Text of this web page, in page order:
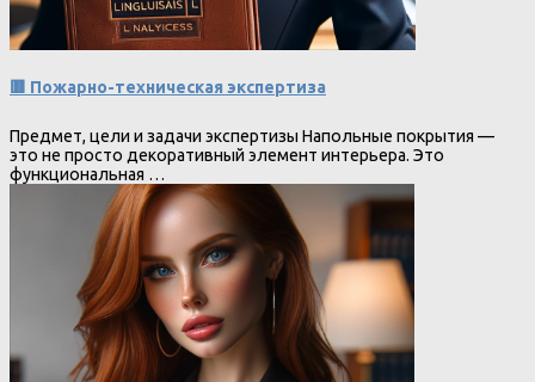
🟥 Пожарно-техническая экспертиза
Предмет, цели и задачи экспертизы Напольные покрытия —
это не просто декоративный элемент интерьера. Это
функциональная …